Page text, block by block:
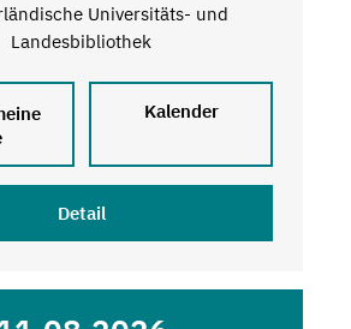
Universitäts- und
Landesbibliothek
Kalender
Detail